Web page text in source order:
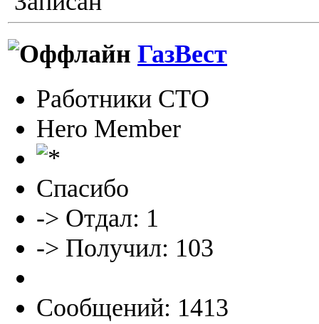
ГазВест
Работники СТО
Hero Member
Спасибо
-> Отдал: 1
-> Получил: 103
Сообщений: 1413